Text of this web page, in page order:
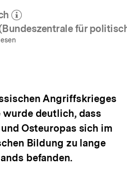
Autor)
öffnen für
Angriffskrieges
wurde deutlich, dass
Osteuropas sich im
Bildung zu lange
befanden.